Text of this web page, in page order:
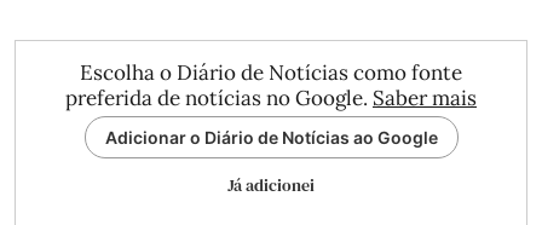
Escolha o Diário de Notícias como fonte
preferida de notícias no Google. Saber mais
Adicionar o Diário de Notícias ao Google
Já adicionei